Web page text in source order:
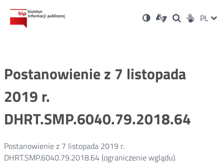
Ustawienia
Wersja
kontrastowa
Dla
niesłyszących
OtwórzOtwórz
w
Otwórz
w
Social PL
Postanowienie z 7 listopada
2019 r.
DHRT.SMP.6040.79.2018.64
Postanowienie z 7 listopada 2019 r.
DHRT.SMP.6040.79.2018.64 (ograniczenie wglądu).